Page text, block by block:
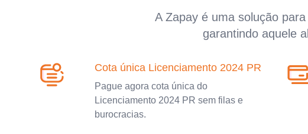
A Zapay é uma solução
garantindo aquele
Cota única Licenciamento 2024 PR
Pague agora cota única do
Licenciamento 2024 PR sem filas e
burocracias.